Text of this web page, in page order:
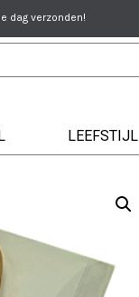
dag verzonden!
LEEFSTIJL